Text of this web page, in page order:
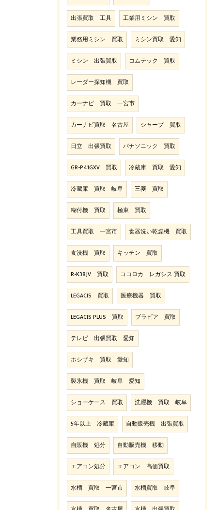
出張買取 工具 工業用ミシン 買取
業務用ミシン 買取 ミシン買取 愛知
ミシン 出張買取 コムテック 買取
レーダー探知機 買取
カーナビ 買取 一宮市
カーナビ買取 名古屋 シャープ 買取
日立 出張買取 パナソニック 買取
GR-P41GXV 買取 冷蔵庫 買取 愛知
冷蔵庫 買取 岐阜 三菱 買取
糊付機 買取 極東 買取
工具買取 一宮市 食器洗い乾燥機 買取
食洗機 買取 キッチン 買取
R-K38JV 買取 ココロカ レガシス 買取
LEGACIS 買取 医療機器 買取
LEGACIS PLUS 買取 ブラビア 買取
テレビ 出張買取 愛知
ホシザキ 買取 愛知
製氷機 買取 岐阜 愛知
ショーケース 買取 洗濯機 買取 岐阜
5年以上 冷蔵庫 自動販売機 出張買取
自販機 処分 自動販売機 移動
エアコン処分 エアコン 高価買取
水槽 買取 一宮市 水槽買取 岐阜